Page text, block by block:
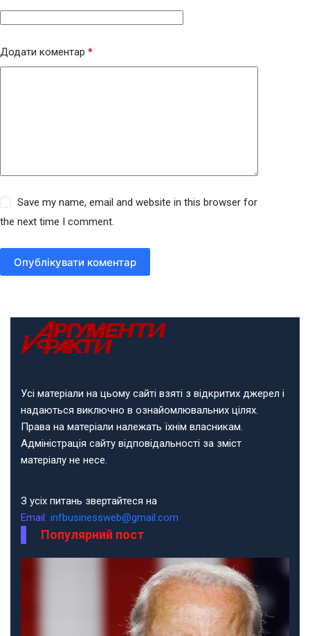
Додати коментар *
Save my name, email and website in this browser for
the next time I comment.
Опублікувати коментар
Усі матеріали на цьому сайті взяті з відкритих джерел і
надаються виключно в ознайомлювальних цілях.
Права на матеріали належать їхнім власникам.
Адміністрація сайту відповідальності за зміст
матеріалу не несе.
З усіх питань звертайтеся на
Email: infbusinessweb@gmail.com
Популярний пост